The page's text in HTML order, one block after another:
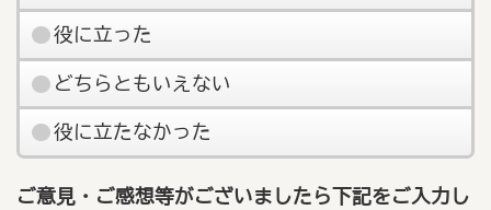
役に立った
どちらともいえない
役に立たなかった
ご意見・ご感想等がございましたら下記をご入力し